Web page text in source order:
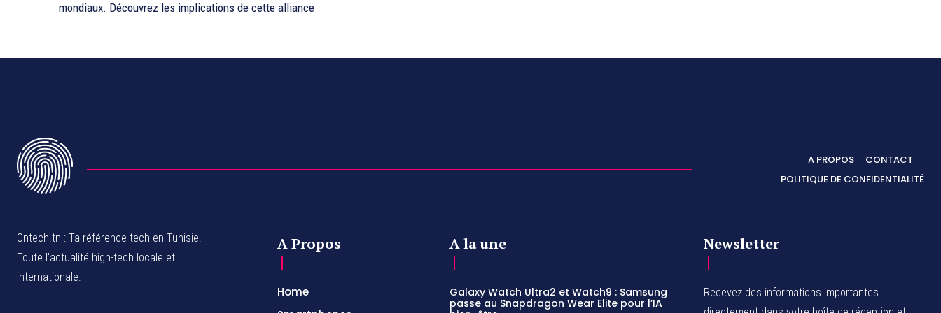
mondiaux. Découvrez les implications de cette alliance
A PROPOS
CONTACT
POLITIQUE DE CONFIDENTIALITÉ
Ontech.tn : Ta référence tech en Tunisie.
Toute l'actualité high-tech locale et
internationale.
A Propos
Home
A la une
Galaxy Watch Ultra2 et Watch9 : Samsung
passe au Snapdragon Wear Elite pour l’IA
Newsletter
Recevez des informations importantes